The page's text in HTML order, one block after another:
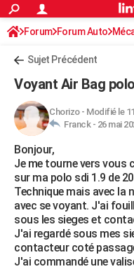
ACTUALITÉS
Politique
Société
Faits Divers
Education
Monde
Villes
+
FINANCE
Retraite
Impôts
Epargne
Immobilier
Risques naturels par ville
Banque
Assurance
Crédit
AUTO
Essais
Réserver un essai
Citadines
Berlines
SUV
Forum auto
+HIGH-TECH
Mobiles
Meilleur smartphone
Internet
Ordinateurs
Jeux vidéo
Guide high-tech
+BRICOLAGE
Forum
Aménagement intérieur
Extérieur
Cuisine
Salle de bains
Jardinage
Rangement
WEEK-END
Guides de France
Escapades
Patrimoine
Expositions
Musées
Week-end nature
LIFESTYLE
Forum Forum Auto
Sujet Précédent
Voyant Air Bag
Chorizo- Modifié le
Franck - 26 mai
Bonjour,
Je me tourne vers vous
sur ma polo sdi 1.9 de
Technique mais avec la
avec se voyant. J'ai
sous les sieges et
J'ai regardé sous mes
contacteur coté
J'ai commandé une